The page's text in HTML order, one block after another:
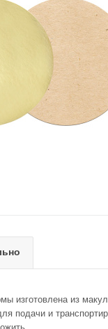
изготовлена из
подачи и